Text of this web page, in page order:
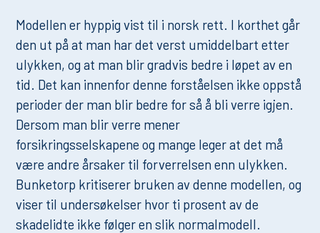
Modellen er hyppig vist til i norsk rett. I korthet går
den ut på at man har det verst umiddelbart etter
ulykken, og at man blir gradvis bedre i løpet av en
tid. Det kan innenfor denne forståelsen ikke oppstå
perioder der man blir bedre for så å bli verre igjen.
Dersom man blir verre mener
forsikringsselskapene og mange leger at det må
være andre årsaker til forverrelsen enn ulykken.
Bunketorp kritiserer bruken av denne modellen, og
viser til undersøkelser hvor ti prosent av de
skadelidte ikke følger en slik normalmodell.